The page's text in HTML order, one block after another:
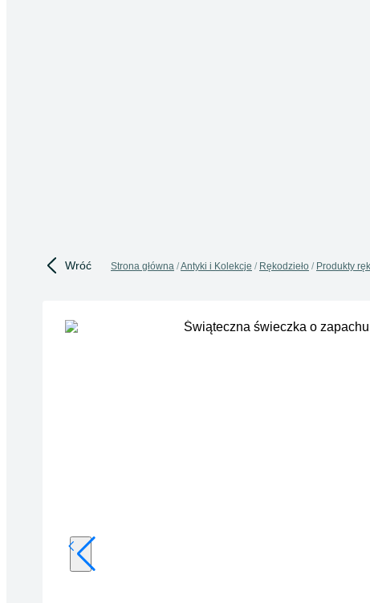
Wróć Strona główna Antyki i Kolekcje Rękodzieło Produkty